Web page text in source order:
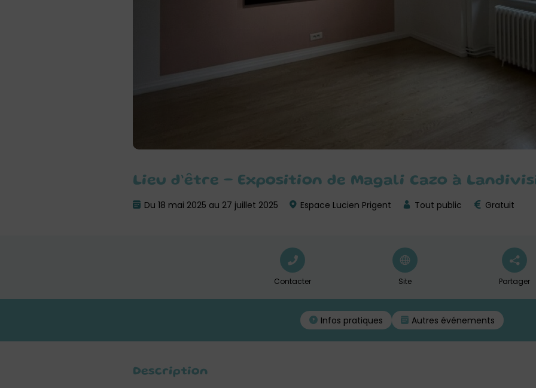
Lieu d’être – Exposition de Magali Cazo à
Du 18 mai 2025 au 27 juillet 2025 Espace Lucien Prigent Tout public Gratuit
Contacter Site Partager
Infos pratiques Autres événements
Description